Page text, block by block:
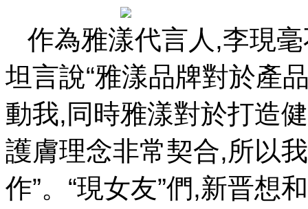
作為雅漾代言人,李現
坦言說“雅漾品牌對於產
動我,同時雅漾對於打造
護膚理念非常契合,所以
作”。“現女友”們,新晋想和